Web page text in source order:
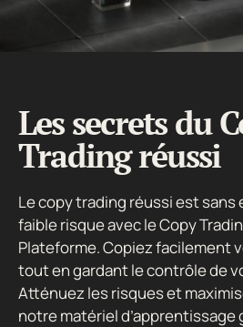
Les secrets du
Trading réussi
Le copy trading réussi est
faible risque avec le Copy
Plateforme. Copiez facilement
tout en gardant le contrôle de
Atténuez les risques et
notre matériel